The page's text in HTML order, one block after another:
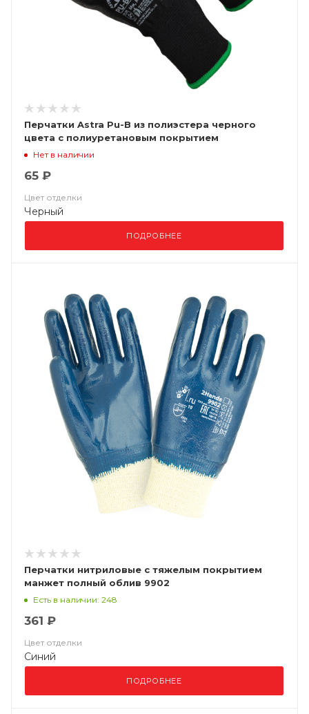
Перчатки Astra Pu-B из полиэстера черного
цвета с полиуретановым покрытием
Нет в наличии
65 ₽
Цвет отделки
Черный
ПОДРОБНЕЕ
Перчатки нитриловые с тяжелым покрытием
манжет полный облив 9902
Есть в наличии: 248
361 ₽
Цвет отделки
Синий
ПОДРОБНЕЕ